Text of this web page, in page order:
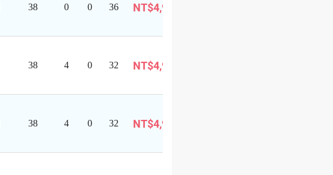
38 0 0 36 NT$4,999
38 4 0 32 NT$4,999
38 4 0 32 NT$4,999